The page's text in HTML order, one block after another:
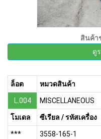
สินค้า
ดู
ล็อต หมวดสินค้า
L.004 MISCELLANEOUS
โมเดล ซีเรียล / รหัสเครื่อง
*** 3558-165-1